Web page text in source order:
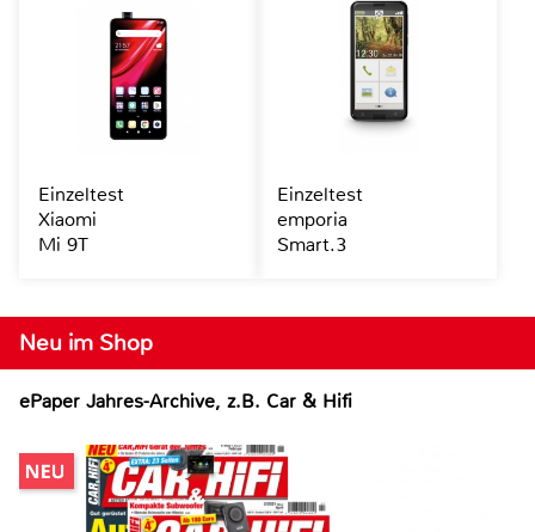
Neu im Shop
ePaper Jahres-Archive, z.B. Car & Hifi
Einzeltest
Xiaomi
Mi 9T
Einzeltest
emporia
Smart.3